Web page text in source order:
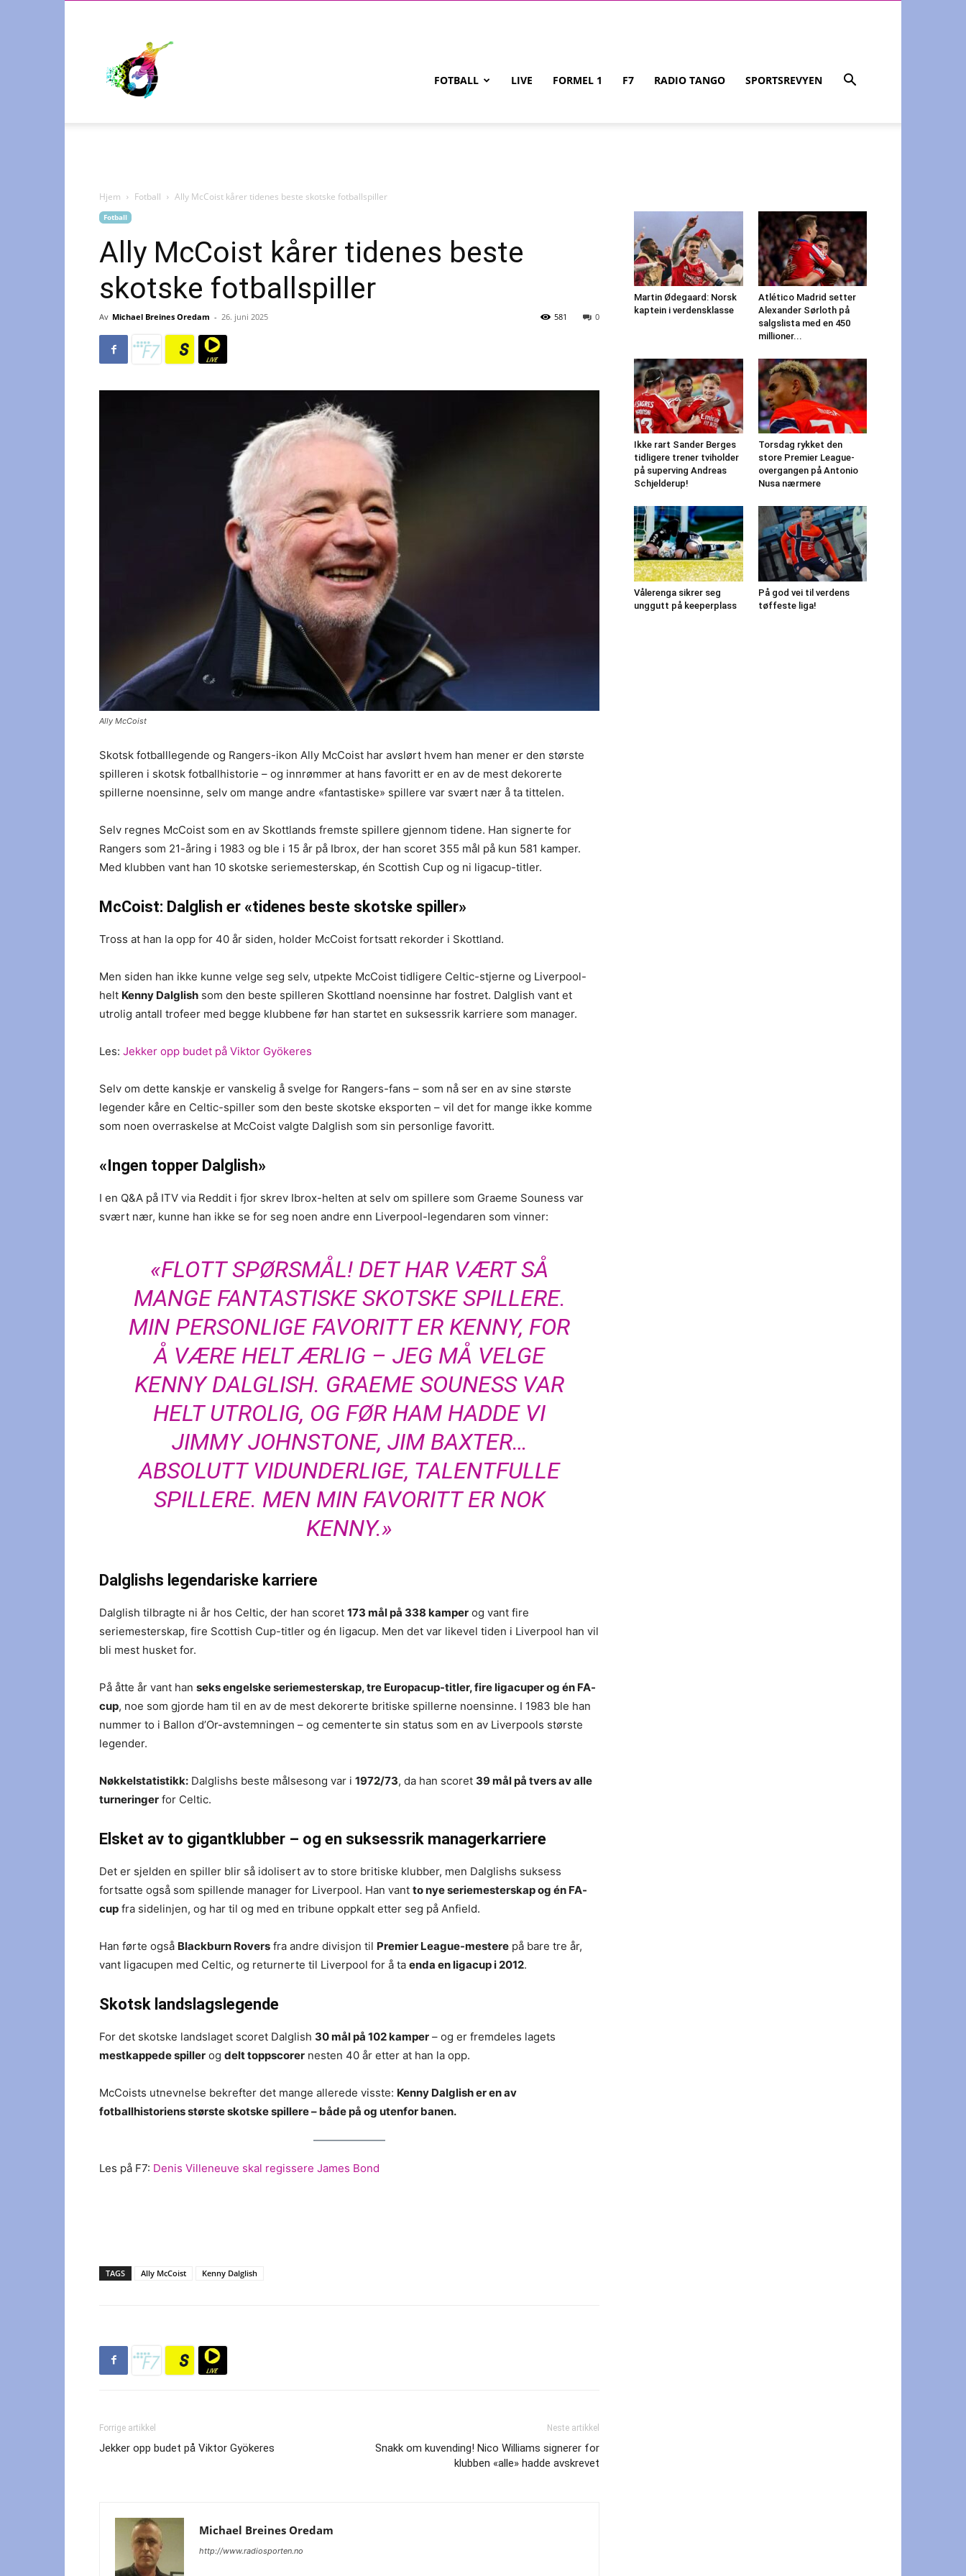
FOTBALL LIVE FORMEL 1 F7 RADIO TANGO SPORTSREVYEN
Hjem Fotball Ally McCoist kårer tidenes beste skotske fotballspiller
Fotball
Ally McCoist kårer tidenes beste
skotske fotballspiller
Av Michael Breines Oredam - 26. juni 2025 0
581
Ally McCoist
Skotsk fotballlegende og Rangers-ikon Ally McCoist har avslørt hvem han mener er den største
spilleren i skotsk fotballhistorie – og innrømmer at hans favoritt er en av de mest dekorerte
spillerne noensinne, selv om mange andre «fantastiske» spillere var svært nær å ta tittelen.
Selv regnes McCoist som en av Skottlands fremste spillere gjennom tidene. Han signerte for
Rangers som 21-åring i 1983 og ble i 15 år på Ibrox, der han scoret 355 mål på kun 581 kamper.
Med klubben vant han 10 skotske seriemesterskap, én Scottish Cup og ni ligacup-titler.
McCoist: Dalglish er «tidenes beste skotske spiller»
Tross at han la opp for 40 år siden, holder McCoist fortsatt rekorder i Skottland.
Men siden han ikke kunne velge seg selv, utpekte McCoist tidligere Celtic-stjerne og Liverpool-
helt Kenny Dalglish som den beste spilleren Skottland noensinne har fostret. Dalglish vant et
utrolig antall trofeer med begge klubbene før han startet en suksessrik karriere som manager.
Les: Jekker opp budet på Viktor Gyökeres
Selv om dette kanskje er vanskelig å svelge for Rangers-fans – som nå ser en av sine største
legender kåre en Celtic-spiller som den beste skotske eksporten – vil det for mange ikke komme
som noen overraskelse at McCoist valgte Dalglish som sin personlige favoritt.
«Ingen topper Dalglish»
I en Q&A på ITV via Reddit i fjor skrev Ibrox-helten at selv om spillere som Graeme Souness var
svært nær, kunne han ikke se for seg noen andre enn Liverpool-legendaren som vinner:
«FLOTT SPØRSMÅL! DET HAR VÆRT SÅ
MANGE FANTASTISKE SKOTSKE SPILLERE.
MIN PERSONLIGE FAVORITT ER KENNY, FOR
Å VÆRE HELT ÆRLIG – JEG MÅ VELGE
KENNY DALGLISH. GRAEME SOUNESS VAR
HELT UTROLIG, OG FØR HAM HADDE VI
JIMMY JOHNSTONE, JIM BAXTER…
ABSOLUTT VIDUNDERLIGE, TALENTFULLE
SPILLERE. MEN MIN FAVORITT ER NOK
KENNY.»
Dalglishs legendariske karriere
Dalglish tilbragte ni år hos Celtic, der han scoret 173 mål på 338 kamper og vant fire
seriemesterskap, fire Scottish Cup-titler og én ligacup. Men det var likevel tiden i Liverpool han vil
bli mest husket for.
På åtte år vant han seks engelske seriemesterskap, tre Europacup-titler, fire ligacuper og én FA-
cup, noe som gjorde ham til en av de mest dekorerte britiske spillerne noensinne. I 1983 ble han
nummer to i Ballon d’Or-avstemningen – og cementerte sin status som en av Liverpools største
legender.
Nøkkelstatistikk: Dalglishs beste målsesong var i 1972/73, da han scoret 39 mål på tvers av alle
turneringer for Celtic.
Elsket av to gigantklubber – og en suksessrik managerkarriere
Det er sjelden en spiller blir så idolisert av to store britiske klubber, men Dalglishs suksess
fortsatte også som spillende manager for Liverpool. Han vant to nye seriemesterskap og én FA-
cup fra sidelinjen, og har til og med en tribune oppkalt etter seg på Anfield.
Han førte også Blackburn Rovers fra andre divisjon til Premier League-mestere på bare tre år,
vant ligacupen med Celtic, og returnerte til Liverpool for å ta enda en ligacup i 2012.
Skotsk landslagslegende
For det skotske landslaget scoret Dalglish 30 mål på 102 kamper – og er fremdeles lagets
mestkappede spiller og delt toppscorer nesten 40 år etter at han la opp.
McCoists utnevnelse bekrefter det mange allerede visste: Kenny Dalglish er en av
fotballhistoriens største skotske spillere – både på og utenfor banen.
Les på F7: Denis Villeneuve skal regissere James Bond
TAGS Ally McCoist Kenny Dalglish
Forrige artikkel
Jekker opp budet på Viktor Gyökeres
Neste artikkel
Snakk om kuvending! Nico Williams signerer for
klubben «alle» hadde avskrevet
Michael Breines Oredam
http://www.radiosporten.no
Martin Ødegaard: Norsk
kaptein i verdensklasse
Atlético Madrid setter
Alexander Sørloth på
salgslista med en 450
millioner...
Ikke rart Sander Berges
tidligere trener tviholder
på superving Andreas
Schjelderup!
Torsdag rykket den
store Premier League-
overgangen på Antonio
Nusa nærmere
Vålerenga sikrer seg
unggutt på keeperplass
På god vei til verdens
tøffeste liga!